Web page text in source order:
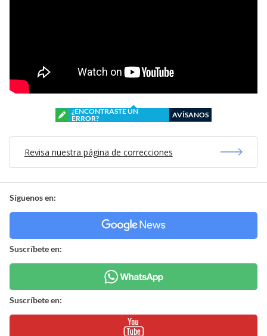
¿ENCONTRASTE UN
ERROR?
AVÍSANOS
Revisa nuestra página de correcciones
Síguenos en:
Suscríbete en:
Suscríbete en: